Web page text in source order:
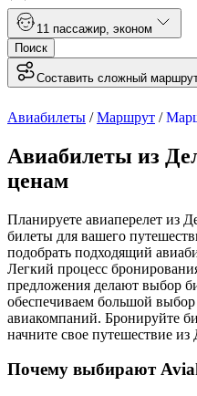
1 1 пассажир эконом
Поиск
Составить сложный
Авиабилеты /Маршрут /
Авиабилеты из
ценам
Планируете авиаперелет из
билеты для вашего
подобрать подходящий
Легкий процесс
предложения делают выбор
обеспечиваем большой
авиакомпаний. Бронируйте
начните свое путешествие из
Почему выбирают